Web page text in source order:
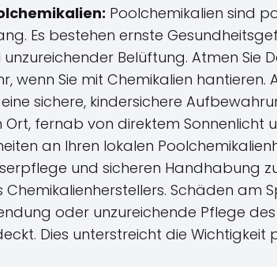
Poolchemikalien sind
Es bestehen ernste
Belüftung. Atmen Sie
wenn Sie mit Chemikalien hantieren.
sichere, kindersichere
Ort, fernab von direktem Sonnenlicht
an Ihren lokalen
und sicheren Handhabung
Chemikalienherstellers. Schäden am
oder unzureichende Pflege
Dies unterstreicht die